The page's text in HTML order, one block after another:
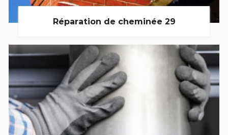
Réparation de cheminée 29